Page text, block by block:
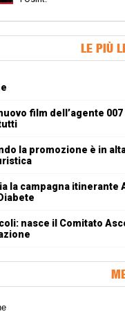
LE PIÙ
film dell’agente 007
la promozione è in
la campagna itinerante
nasce il Comitato
delle Marche